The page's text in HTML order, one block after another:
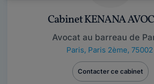
Cabinet KENANA
Avocat au barreau de
Paris, Paris 2ème, 75002
Contacter ce cabinet